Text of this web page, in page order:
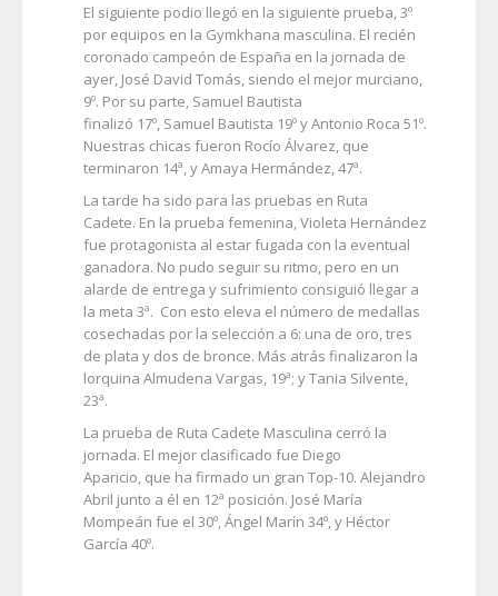
El siguiente podio llegó en la siguiente prueba, 3º
por equipos en la Gymkhana masculina. El recién
coronado campeón de España en la jornada de
ayer, José David Tomás, siendo el mejor murciano,
9º. Por su parte, Samuel Bautista
finalizó 17º, Samuel Bautista 19º y Antonio Roca 51º.
Nuestras chicas fueron Rocío Álvarez, que
terminaron 14ª, y Amaya Hermández, 47ª.
La tarde ha sido para las pruebas en Ruta
Cadete. En la prueba femenina, Violeta Hernández
fue protagonista al estar fugada con la eventual
ganadora. No pudo seguir su ritmo, pero en un
alarde de entrega y sufrimiento consiguió llegar a
la meta 3ª. Con esto eleva el número de medallas
cosechadas por la selección a 6: una de oro, tres
de plata y dos de bronce. Más atrás finalizaron la
lorquina Almudena Vargas, 19ª; y Tania Silvente,
23ª.
La prueba de Ruta Cadete Masculina cerró la
jornada. El mejor clasificado fue Diego
Aparicio, que ha firmado un gran Top-10. Alejandro
Abril junto a él en 12ª posición. José María
Mompeán fue el 30º, Ángel Marín 34º, y Héctor
García 40º.